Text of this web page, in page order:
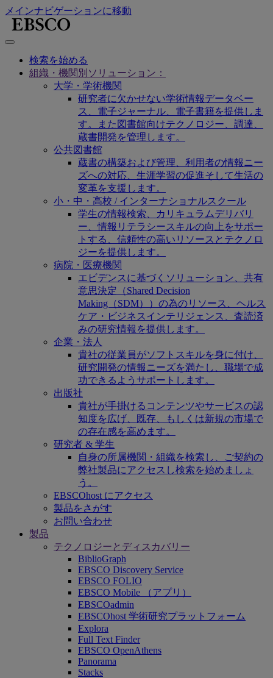
メインナビゲーションに移動
検索を始める
組織・機関別ソリューション：
大学・学術機関
研究者に欠かせない学術情報データベー
ス、電子ジャーナル、電子書籍を提供しま
す。また図書館向けテクノロジー、調達、
蔵書開発を管理します。
公共図書館
蔵書の構築および管理、利用者の情報ニー
ズへの対応、生涯学習の促進そして生活の
変革を支援します。
小・中・高校 / インターナショナルスクール
学生の情報検索、カリキュラムデリバリ
ー、情報リテラシースキルの向上をサポー
トする、信頼性の高いリソースとテクノロ
ジーを提供します。
病院・医療機関
エビデンスに基づくソリューション、共有
意思決定（Shared Decision
Making（SDM））の為のリソース、ヘルス
ケア・ビジネスインテリジェンス、査読済
みの研究情報を提供します。
企業・法人
貴社の従業員がソフトスキルを身に付け、
研究開発の情報ニーズを満たし、職場で成
功できるようサポートします。
出版社
貴社が手掛けるコンテンツやサービスの認
知度を広げ、既存、もしくは新規の市場で
の存在感を高めます。
研究者 & 学生
自身の所属機関・組織を検索し、ご契約の
弊社製品にアクセスし検索を始めましょ
う。
EBSCOhost にアクセス
製品をさがす
お問い合わせ
製品
テクノロジーとディスカバリー
BiblioGraph
EBSCO Discovery Service
EBSCO FOLIO
EBSCO Mobile （アプリ）
EBSCOadmin
EBSCOhost 学術研究プラットフォーム
Explora
Full Text Finder
EBSCO OpenAthens
Panorama
Stacks